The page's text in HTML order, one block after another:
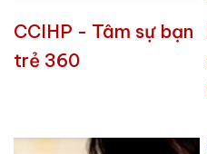
CCIHP - Tâm sự bạn
trẻ 360